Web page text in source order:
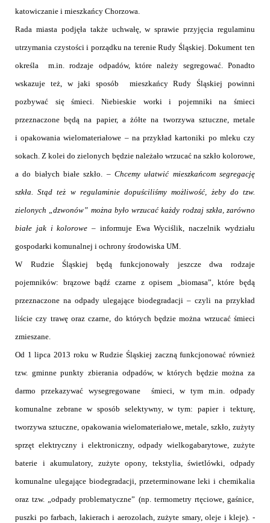
katowiczanie i mieszkańcy Chorzowa.
Rada miasta podjęła także uchwałę, w sprawie przyjęcia regulaminu
utrzymania czystości i porządku na terenieRudy Śląskiej.Dokument ten
określa
m.in. rodzaje odpadów, które należy segregować. Ponadto
wskazuje też, w jaki sposób
mieszkańcy Rudy Śląskiej powinni
pozbywać się śmieci. Niebieskie worki i pojemniki na śmieci
przeznaczone będą na papier, a żółte na tworzywa sztuczne, metale
i opakowania wielomateriałowe – na przykład kartoniki po mleku czy
sokach. Z kolei do zielonych będzie należało wrzucać na szkło kolorowe,
a do białych białe szkło. – Chcemy ułatwić mieszkańcom segregację
szkła. Stąd też w regulaminie dopuściliśmy możliwość, żeby do tzw.
zielonych „dzwonów” można było wrzucać każdy rodzaj szkła, zarówno
białe jak i kolorowe – informuje Ewa Wyciślik, naczelnik wydziału
gospodarki komunalnej i ochrony środowiska UM.
W Rudzie Śląskiej będą funkcjonowały jeszcze dwa rodzaje
pojemników: brązowe bądź czarne z opisem „biomasa”, które będą
przeznaczone na odpady ulegające biodegradacji – czyli na przykład
liście czy trawę oraz czarne, do których będzie można wrzucać śmieci
zmieszane.
Od 1 lipca 2013 roku w Rudzie Śląskiej zaczną funkcjonować również
tzw. gminne punkty zbierania odpadów, w których będzie można za
darmo przekazywać wysegregowane
śmieci, w tym m.in. odpady
komunalne zebrane w sposób selektywny, w tym: papier i tekturę,
tworzywa sztuczne, opakowania wielomateriałowe, metale, szkło, zużyty
sprzęt elektryczny i elektroniczny,odpady wielkogabarytowe, zużyte
baterie i akumulatory, zużyte opony, tekstylia, świetlówki, odpady
komunalne ulegające biodegradacji, przeterminowane leki i chemikalia
oraz tzw. „odpady problematyczne” (np. termometry rtęciowe, gaśnice,
puszki po farbach, lakierach i aerozolach, zużyte smary, oleje i kleje).-